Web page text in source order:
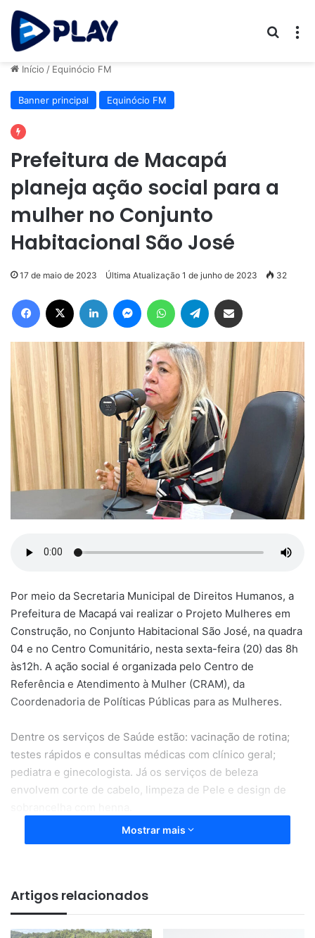
Início / Equinócio FM
Banner principal Equinócio FM
Prefeitura de Macapá
planeja ação social para a
mulher no Conjunto
Habitacional São José
17 de maio de 2023 Última Atualização 1 de junho de 2023 32
Facebook Linkedin MessengerWhatsAppTelegram
Por meio da Secretaria Municipal de Direitos Humanos, a
Prefeitura de Macapá vai realizar o Projeto Mulheres em
Construção, no Conjunto Habitacional São José, na quadra
04 e no Centro Comunitário, nesta sexta-feira (20) das 8h
às12h. A ação social é organizada pelo Centro de
Referência e Atendimento à Mulher (CRAM), da
Coordenadoria de Políticas Públicas para as Mulheres.
Dentre os serviços de Saúde estão: vacinação de rotina;
testes rápidos e consultas médicas com clínico geral;
pediatra e ginecologista. Já os serviços de beleza
envolvem corte de cabelo, limpeza de Pele e design de
Serão ofertados serviços de assistência social pelo CRAM
pelo CRAS como CadÚnico e benefícios eventuais.
Na apresentação cultural, grupos de Marabaixo, Capoeira
Mostrar mais
Artigos relacionados